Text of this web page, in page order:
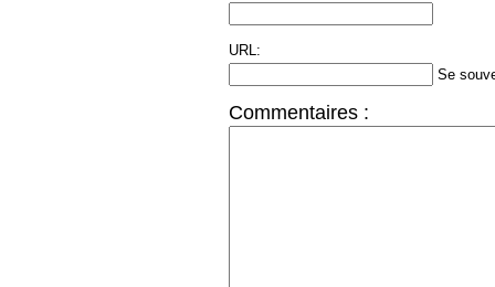
URL:
Se
Commentaires :